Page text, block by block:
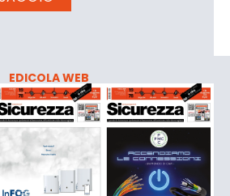
EDICOLA WEB